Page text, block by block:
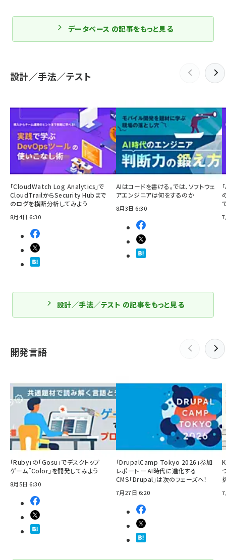
データベース の記事をもっと見る
設計／手法／テスト
「CloudWatch Log Analytics」で
CloudTrailからSecurity Hubまで
のログを横断分析してみよう
8月4日 6:30
AIはコードを書ける。では、ソフトウェ
アエンジニアは何をするのか
8月3日 6:30
設計／手法／テスト の記事をもっと見る
開発言語
「Ruby」の「Gosu」でデスクトップ
ゲーム「Color」を開発してみよう
8月5日 6:30
「DrupalCamp Tokyo 2026」参加
レポート ーAI時代に進化する
CMS「Drupal」は次のフェーズへ！
7月27日 6:20